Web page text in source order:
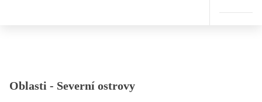
Oblasti - Severní ostrovy